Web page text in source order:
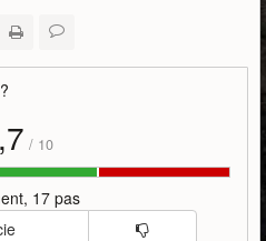
?
/ 10
17 pas